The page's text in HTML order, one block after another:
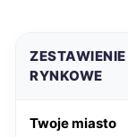
ZESTAWIENIE
RYNKOWE
Twoje miasto